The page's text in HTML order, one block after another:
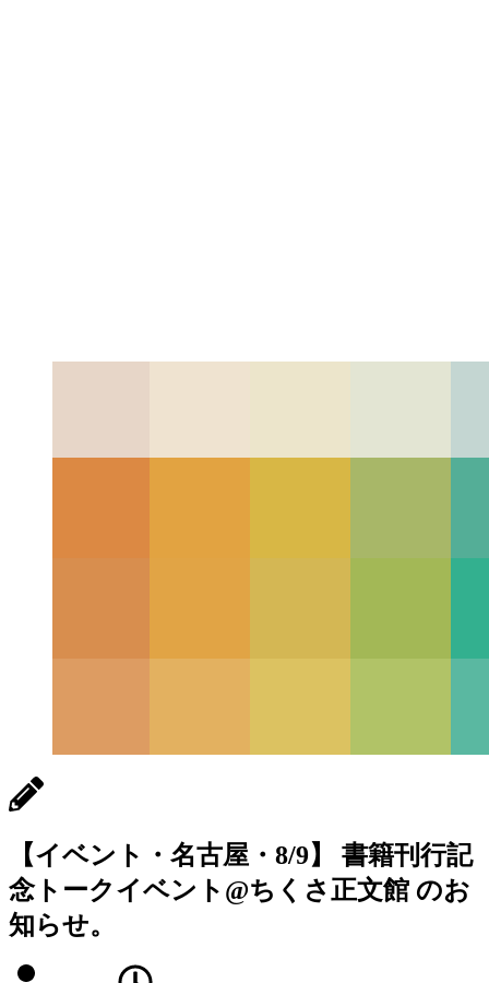
【イベント・名古屋・8/9】 書籍刊行記
念トークイベント@ちくさ正文館 のお
知らせ。